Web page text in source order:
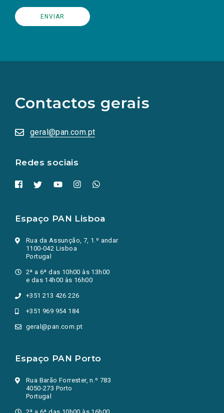
Contactos gerais
geral@pan.com.pt
Redes sociais
redes
sociais
numa
nova
Espaço PAN Lisboa
Rua da Assunção, 7, 1.º andar
1100-042 Lisboa
Portugal
2ª a 6ª das 10h00 às 13h00
e das 14h00 às 16h00
+351 213 426 226
+351 969 954 184
geral@pan.com.pt
Espaço PAN Porto
Rua Barão Forrester, n.º 783
4050-273 Porto
Portugal